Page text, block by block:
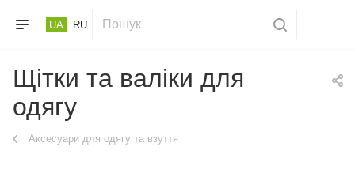
UA RU
Щітки та валіки для
одягу
Аксесуари для одягу та взуття